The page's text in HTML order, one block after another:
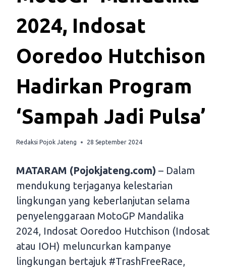
2024, Indosat
Ooredoo Hutchison
Hadirkan Program
‘Sampah Jadi Pulsa’
Redaksi Pojok Jateng 28 September 2024
MATARAM (Pojokjateng.com) – Dalam
mendukung terjaganya kelestarian
lingkungan yang keberlanjutan selama
penyelenggaraan MotoGP Mandalika
2024, Indosat Ooredoo Hutchison (Indosat
atau IOH) meluncurkan kampanye
lingkungan bertajuk #TrashFreeRace,